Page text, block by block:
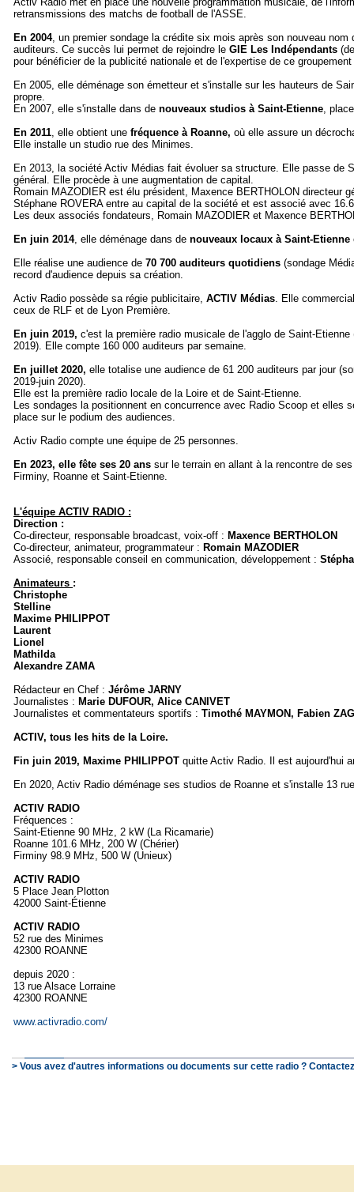
retransmissions des matchs de football de l'ASSE.
En 2004, un premier sondage la crédite six mois après son nouveau nom
auditeurs. Ce succès lui permet de rejoindre le GIE Les Indépendants
pour bénéficier de la publicité nationale et de l'expertise de ce
En 2005, elle déménage son émetteur et s'installe sur les hauteurs de
propre.
En 2007, elle s'installe dans de nouveaux studios à Saint-Etienne,
En 2011, elle obtient une fréquence à Roanne, où elle assure un
Elle installe un studio rue des Minimes.
En 2013, la société Activ Médias fait évoluer sa structure. Elle passe de
général. Elle procède à une augmentation de capital.
Romain MAZODIER est élu président, Maxence BERTHOLON directeur
Stéphane ROVERA entre au capital de la société et est associé avec
Les deux associés fondateurs, Romain MAZODIER et Maxence
En juin 2014, elle déménage dans de nouveaux locaux à Saint-Etienne
Elle réalise une audience de 70 700 auditeurs quotidiens (sondage
record d'audience depuis sa création.
Activ Radio possède sa régie publicitaire, ACTIV Médias. Elle
ceux de RLF et de Lyon Première.
En juin 2019, c'est la première radio musicale de l'agglo de Saint-
2019). Elle compte 160 000 auditeurs par semaine.
En juillet 2020, elle totalise une audience de 61 200 auditeurs par jour
2019-juin 2020).
Elle est la première radio locale de la Loire et de Saint-Etienne.
Les sondages la positionnent en concurrence avec Radio Scoop et elles
place sur le podium des audiences.
Activ Radio compte une équipe de 25 personnes.
En 2023, elle fête ses 20 ans sur le terrain en allant à la rencontre de
Firminy, Roanne et Saint-Etienne.
L'équipe ACTIV RADIO :
Direction :
Co-directeur, responsable broadcast, voix-off : Maxence BERTHOLON
Co-directeur, animateur, programmateur : Romain MAZODIER
Associé, responsable conseil en communication, développement :
Animateurs :
Christophe
Stelline
Maxime PHILIPPOT
Laurent
Lionel
Mathilda
Alexandre ZAMA
Rédacteur en Chef : Jérôme JARNY
Journalistes : Marie DUFOUR, Alice CANIVET
Journalistes et commentateurs sportifs : Timothé MAYMON, Fabien
ACTIV, tous les hits de la Loire.
Fin juin 2019, Maxime PHILIPPOT quitte Activ Radio. Il est aujourd'hui
En 2020, Activ Radio déménage ses studios de Roanne et s'installe 13
ACTIV RADIO
Fréquences :
Saint-Etienne 90 MHz, 2 kW (La Ricamarie)
Roanne 101.6 MHz, 200 W (Chérier)
Firminy 98.9 MHz, 500 W (Unieux)
ACTIV RADIO
5 Place Jean Plotton
42000 Saint-Étienne
ACTIV RADIO
52 rue des Minimes
42300 ROANNE
depuis 2020 :
13 rue Alsace Lorraine
42300 ROANNE
www.activradio.com/
> Vous avez d'autres informations ou documents sur cette radio ?